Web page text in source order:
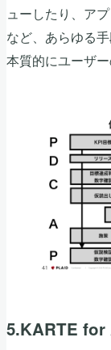
ューしたり、ア
など、あらゆる
本質的にユーザ
5.KARTE for